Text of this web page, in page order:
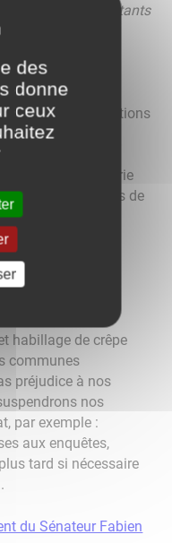
et met des habitants
de l'ARS des actions
retrouvés à la mairie
confier les clés de
nos relations
définitive de la
habillage de crêpe
communes
préjudice à nos
nos
par exemple :
aux enquêtes,
tard si nécessaire
du Sénateur Fabien
des
donne
ceux